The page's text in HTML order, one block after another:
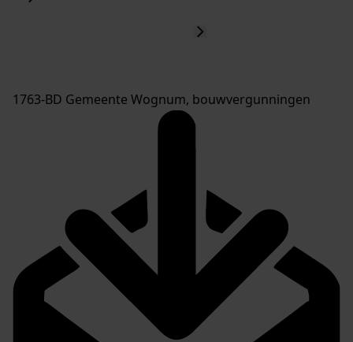
1763-BD Gemeente Wognum, bouwvergunningen